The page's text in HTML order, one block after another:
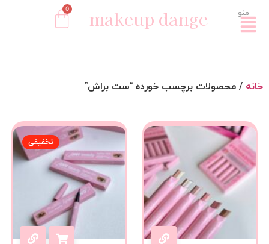
منو makeup dange
0
خانه / محصولات برچسب خورده “ست براش”
تخفیفی